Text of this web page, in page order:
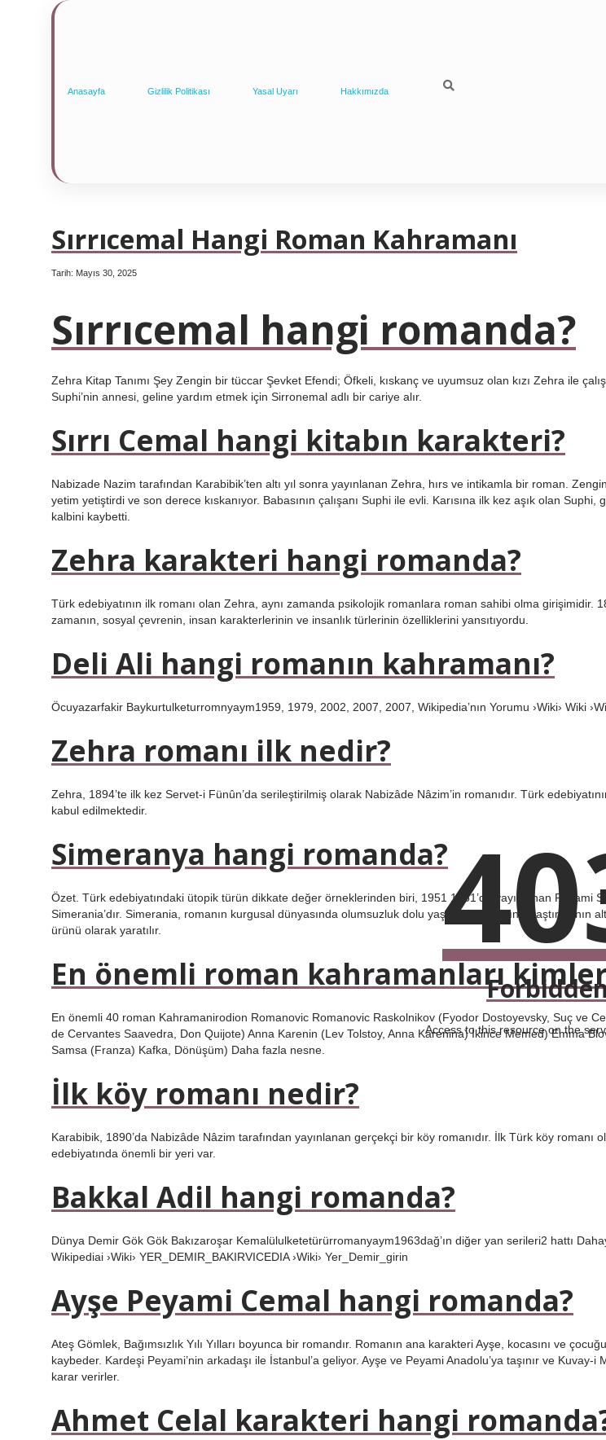
Anasayfa Gizlilik Politikası Yasal Uyarı Hakkımızda
Sırrıcemal Hangi Roman Kahramanı
Tarih: Mayıs 30, 2025
Sırrıcemal hangi romanda?
Zehra Kitap Tanımı Şey Zengin bir tüccar Şevket Efendi; Öfkeli, kıskanç ve uyumsuz olan kızı Zehra ile
Suphi’nin annesi, geline yardım etmek için Sirronemal adlı bir cariye alır.
Sırrı Cemal hangi kitabın karakteri?
Nabizade Nazim tarafından Karabibik’ten altı yıl sonra yayınlanan Zehra, hırs ve intikamla bir roman. Zengin
yetim yetiştirdi ve son derece kıskanıyor. Babasının çalışanı Suphi ile evli. Karısına ilk kez aşık olan Suphi,
kalbini kaybetti.
Zehra karakteri hangi romanda?
Türk edebiyatının ilk romanı olan Zehra, aynı zamanda psikolojik romanlara roman sahibi olma girişimidir.
zamanın, sosyal çevrenin, insan karakterlerinin ve insanlık türlerinin özelliklerini yansıtıyordu.
Deli Ali hangi romanın kahramanı?
Öcuyazarfakir Baykurtulketurromnyaym1959, 1979, 2002, 2007, 2007, Wikipedia’nın Yorumu ›Wiki› Wiki
Zehra romanı ilk nedir?
Zehra, 1894’te ilk kez Servet-i Fünûn’da serileştirilmiş olarak Nabizâde Nâzim’in romanıdır. Türk
kabul edilmektedir.
Simeranya hangi romanda?
Özet. Türk edebiyatındaki ütopik türün dikkate değer örneklerinden biri, 1951 1951’de yayınlanan Peyami
Simerania’dır. Simerania, romanın kurgusal dünyasında olumsuzluk dolu yaşamın yaşamını araştırmanın
ürünü olarak yaratılır.
En önemli roman kahramanları
En önemli 40 roman Kahramanirodion Romanovic Romanovic Raskolnikov (Fyodor Dostoyevsky, Suç ve
de Cervantes Saavedra, Don Quijote) Anna Karenin (Lev Tolstoy, Anna Karenina) İkince Memed) Emma
Samsa (Franza) Kafka, Dönüşüm) Daha fazla nesne.
İlk köy romanı nedir?
Karabibik, 1890’da Nabizâde Nâzim tarafından yayınlanan gerçekçi bir köy romanıdır. İlk Türk köy romanı
edebiyatında önemli bir yeri var.
Bakkal Adil hangi romanda?
Dünya Demir Gök Gök Bakızaroşar Kemalülulketetürürromanyaym1963dağ’ın diğer yan serileri2 hattı
Wikipediai ›Wiki› YER_DEMIR_BAKIRVICEDIA ›Wiki› Yer_Demir_girin
Ayşe Peyami Cemal hangi romanda?
Ateş Gömlek, Bağımsızlık Yılı Yılları boyunca bir romandır. Romanın ana karakteri Ayşe, kocasını ve
kaybeder. Kardeşi Peyami’nin arkadaşı ile İstanbul’a geliyor. Ayşe ve Peyami Anadolu’ya taşınır ve Kuvay-i
karar verirler.
Ahmet Celal karakteri hangi
Access to this resource on the